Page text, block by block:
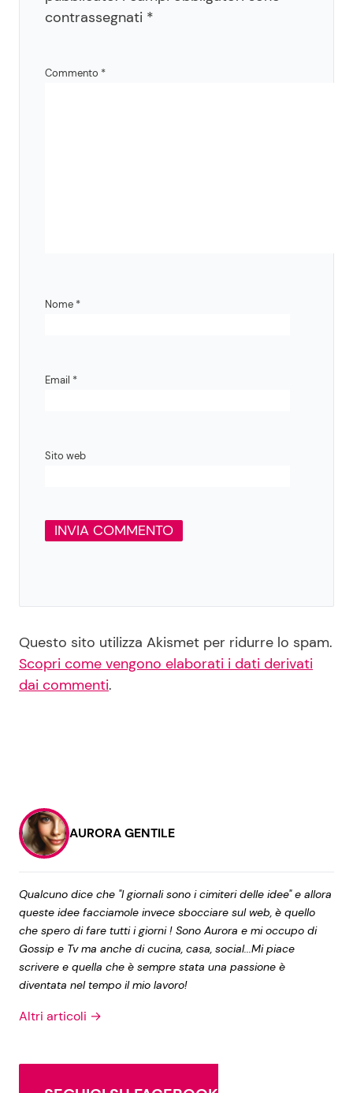
contrassegnati *
Commento *
Nome *
Email *
Sito web
Questo sito utilizza Akismet per ridurre lo spam.
Scopri come vengono elaborati i dati derivati
dai commenti.
AURORA GENTILE
Qualcuno dice che "I giornali sono i cimiteri delle idee" e allora
queste idee facciamole invece sbocciare sul web, è quello
che spero di fare tutti i giorni ! Sono Aurora e mi occupo di
Gossip e Tv ma anche di cucina, casa, social...Mi piace
scrivere e quella che è sempre stata una passione è
diventata nel tempo il mio lavoro!
Altri articoli →